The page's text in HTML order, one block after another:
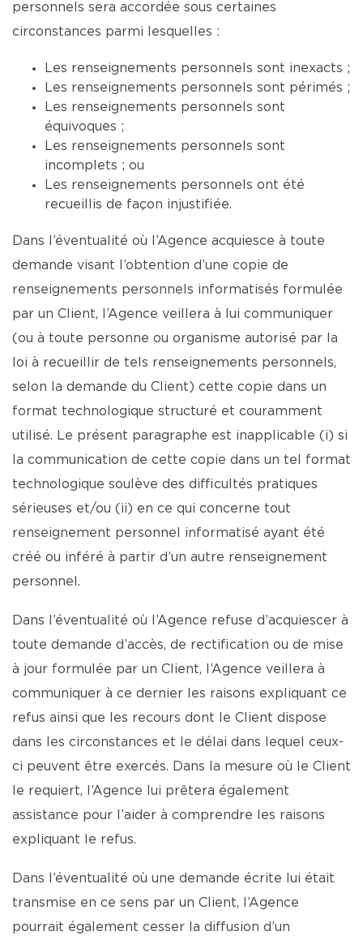
personnels sera accordée sous certaines
circonstances parmi lesquelles :
Les renseignements personnels sont inexacts ;
Les renseignements personnels sont périmés ;
Les renseignements personnels sont
équivoques ;
Les renseignements personnels sont
incomplets ; ou
Les renseignements personnels ont été
recueillis de façon injustifiée.
Dans l’éventualité où l’Agence acquiesce à toute
demande visant l’obtention d’une copie de
renseignements personnels informatisés formulée
par un Client, l’Agence veillera à lui communiquer
(ou à toute personne ou organisme autorisé par la
loi à recueillir de tels renseignements personnels,
selon la demande du Client) cette copie dans un
format technologique structuré et couramment
utilisé. Le présent paragraphe est inapplicable (i) si
la communication de cette copie dans un tel format
technologique soulève des difficultés pratiques
sérieuses et/ou (ii) en ce qui concerne tout
renseignement personnel informatisé ayant été
créé ou inféré à partir d’un autre renseignement
personnel.
Dans l’éventualité où l’Agence refuse d’acquiescer à
toute demande d’accès, de rectification ou de mise
à jour formulée par un Client, l’Agence veillera à
communiquer à ce dernier les raisons expliquant ce
refus ainsi que les recours dont le Client dispose
dans les circonstances et le délai dans lequel ceux-
ci peuvent être exercés. Dans la mesure où le Client
le requiert, l’Agence lui prêtera également
assistance pour l’aider à comprendre les raisons
expliquant le refus.
Dans l’éventualité où une demande écrite lui était
transmise en ce sens par un Client, l’Agence
pourrait également cesser la diffusion d’un